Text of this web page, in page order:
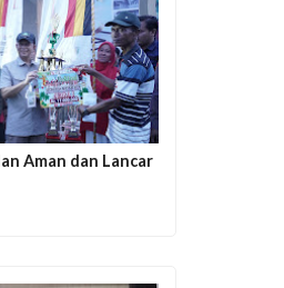
Aman dan Lancar